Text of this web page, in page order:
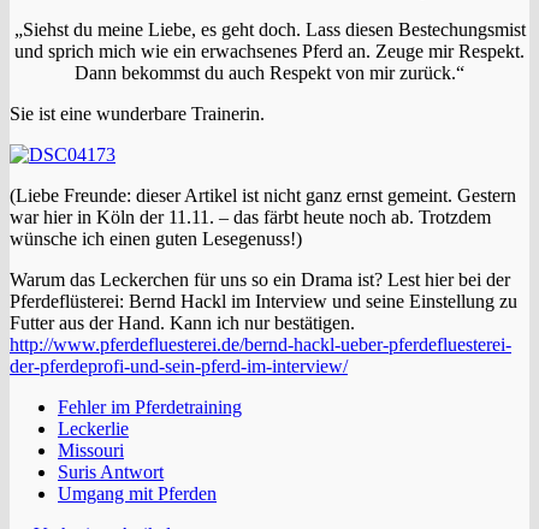
„Siehst du meine Liebe, es geht doch. Lass diesen Bestechungsmist
und sprich mich wie ein erwachsenes Pferd an. Zeuge mir Respekt.
Dann bekommst du auch Respekt von mir zurück.“
Sie ist eine wunderbare Trainerin.
(Liebe Freunde: dieser Artikel ist nicht ganz ernst gemeint. Gestern
war hier in Köln der 11.11. – das färbt heute noch ab. Trotzdem
wünsche ich einen guten Lesegenuss!)
Warum das Leckerchen für uns so ein Drama ist? Lest hier bei der
Pferdeflüsterei: Bernd Hackl im Interview und seine Einstellung zu
Futter aus der Hand. Kann ich nur bestätigen.
http://www.pferdefluesterei.de/bernd-hackl-ueber-pferdefluesterei-
der-pferdeprofi-und-sein-pferd-im-interview/
Fehler im Pferdetraining
Leckerlie
Missouri
Suris Antwort
Umgang mit Pferden